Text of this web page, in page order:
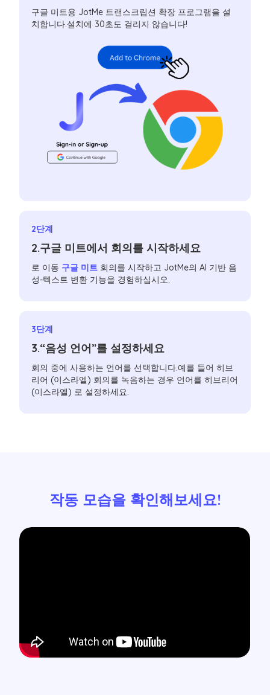
구글 미트용 JotMe 트랜스크립션 확장 프로그램을 설
치합니다.설치에 30초도 걸리지 않습니다!
2단계
2.구글 미트에서 회의를 시작하세요
로 이동 구글 미트 회의를 시작하고 JotMe의 AI 기반 음
성-텍스트 변환 기능을 경험하십시오.
3단계
3.“음성 언어”를 설정하세요
회의 중에 사용하는 언어를 선택합니다.예를 들어 히브
리어 (이스라엘) 회의를 녹음하는 경우 언어를 히브리어
(이스라엘) 로 설정하세요.
작동 모습을 확인해보세요!